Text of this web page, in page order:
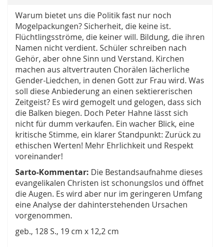
Warum bietet uns die Politik fast nur noch
Mogelpackungen? Sicherheit, die keine ist.
Flüchtlingsströme, die keiner will. Bildung, die ihren
Namen nicht verdient. Schüler schreiben nach
Gehör, aber ohne Sinn und Verstand. Kirchen
machen aus altvertrauten Chorälen lächerliche
Gender-Liedchen, in denen Gott zur Frau wird. Was
soll diese Anbiederung an einen sektiererischen
Zeitgeist? Es wird gemogelt und gelogen, dass sich
die Balken biegen. Doch Peter Hahne lässt sich
nicht für dumm verkaufen. Ein wacher Blick, eine
kritische Stimme, ein klarer Standpunkt: Zurück zu
ethischen Werten! Mehr Ehrlichkeit und Respekt
voreinander!
Sarto-Kommentar: Die Bestandsaufnahme dieses
evangelikalen Christen ist schonungslos und öffnet
die Augen. Es wird aber nur im geringeren Umfang
eine Analyse der dahinterstehenden Ursachen
vorgenommen.
geb., 128 S., 19 cm x 12,2 cm